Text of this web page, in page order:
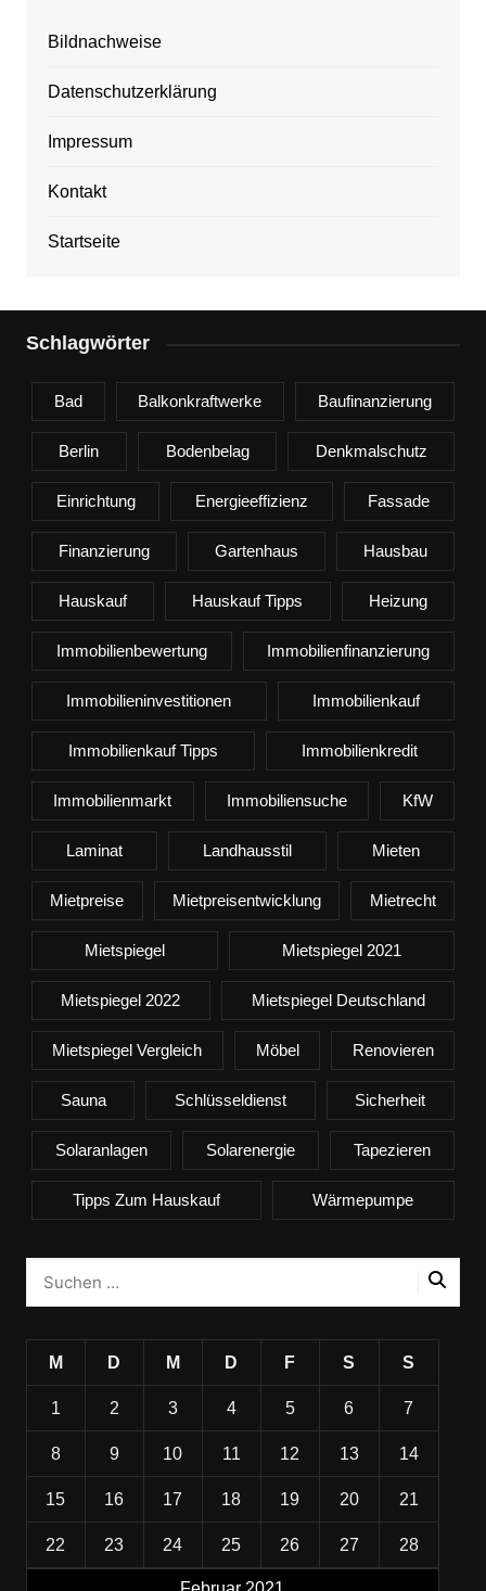
Bildnachweise
Datenschutzerklärung
Impressum
Kontakt
Startseite
Schlagwörter
Bad Balkonkraftwerke Baufinanzierung
Berlin Bodenbelag Denkmalschutz
Einrichtung Energieeffizienz Fassade
Finanzierung Gartenhaus Hausbau
Hauskauf Hauskauf Tipps Heizung
Immobilienbewertung Immobilienfinanzierung
Immobilieninvestitionen Immobilienkauf
Immobilienkauf Tipps Immobilienkredit
Immobilienmarkt Immobiliensuche KfW
Laminat Landhausstil Mieten
Mietpreise Mietpreisentwicklung Mietrecht
Mietspiegel Mietspiegel 2021
Mietspiegel 2022 Mietspiegel Deutschland
Mietspiegel Vergleich Möbel Renovieren
Sauna Schlüsseldienst Sicherheit
Solaranlagen Solarenergie Tapezieren
Tipps Zum Hauskauf Wärmepumpe
M D M D F S S
1 2 3 4 5 6 7
8 9 10 11 12 13 14
15 16 17 18 19 20 21
22 23 24 25 26 27 28